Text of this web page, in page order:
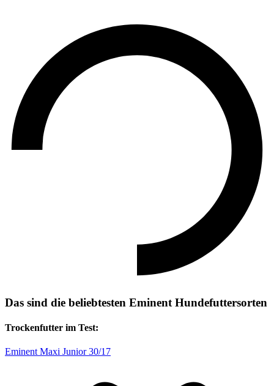
Das sind die beliebtesten Eminent Hundefuttersorten
Trockenfutter im Test:
Eminent Maxi Junior 30/17